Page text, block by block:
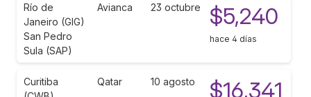
Río de
Janeiro (GIG)
San Pedro
Sula (SAP)
Avianca 23 octubre $5,240
hace 4 días
Curitiba
Qatar 10 agosto $16,341